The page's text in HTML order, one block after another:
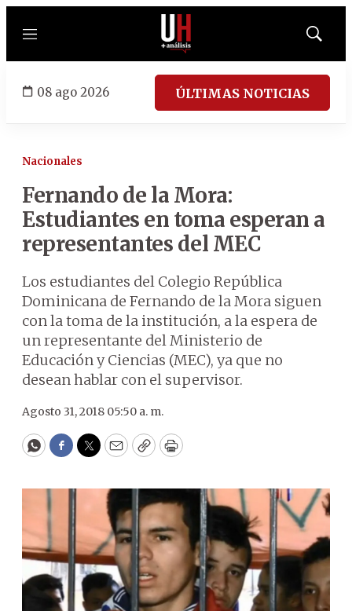
Menú
Mostrar
08 ago 2026 ÚLTIMAS NOTICIAS
Nacionales
Fernando de la Mora:
Estudiantes en toma esperan a
representantes del MEC
Los estudiantes del Colegio República
Dominicana de Fernando de la Mora siguen
con la toma de la institución, a la espera de
un representante del Ministerio de
Educación y Ciencias (MEC), ya que no
desean hablar con el supervisor.
Agosto 31, 2018 05:50 a. m.
WhatsApp
Facebook
Twitter
EmailCopyPrint